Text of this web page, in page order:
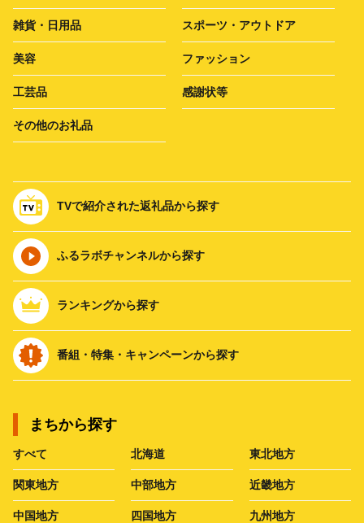
雑貨・日用品 スポーツ・アウトドア
美容 ファッション
工芸品 感謝状等
その他のお礼品
TVで紹介された返礼品から探す
ふるラボチャンネルから探す
ランキングから探す
番組・特集・キャンペーンから探す
まちから探す
すべて 北海道 東北地方
関東地方 中部地方 近畿地方
中国地方 四国地方 九州地方